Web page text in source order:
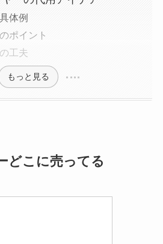
体例
ポイント
工夫
もっと見る
どこに売ってる